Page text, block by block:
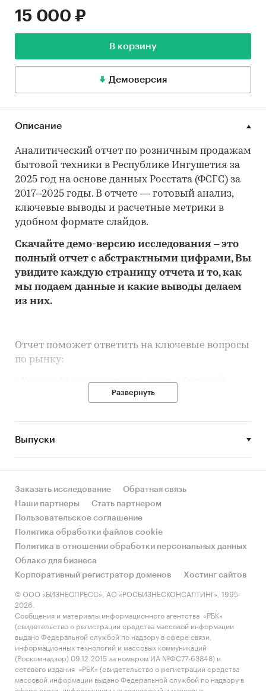
15 000 ₽
В корзину
Демоверсия
Описание
Аналитический отчет по розничным продажам
бытовой техники в Республике Ингушетия за
2025 год на основе данных Росстата (ФСГС) за
2017–2025 годы. В отчете — готовый анализ,
ключевые выводы и расчетные метрики в
удобном формате слайдов.
Скачайте демо-версию исследования – это
полный отчет с абстрактными цифрами, Вы
увидите каждую страницу отчета и то,как
мы подаем данные и какие выводы делаем
из них.
Отчет поможет ответить на ключевые вопросы
по рынку:
• Каков объем розничного рынка бытовой
техники в Республике Ингушетия, много это
России?
• Рынок растет или снижается? Если растет, то
за счет реального спроса или за счет
динамикой других регионов?
• Какое место регион занимает в России и в
своем федеральном округе по объему продаж
и по продажам на душу населения?
• К какому сегменту можно отнести рынок по
размеру и темпом роста (малый/крупный, с
опережающей динамикой/с отстающей
динамикой) в стратегической перспективе и в
текущей ситуации? Меняются ли позиции
региона с течением времени?
• Насколько рынок насыщен и какой у региона
потенциал роста, если сравнить его с
регионами со схожими доходами, со схожей
Развернуть
Выпуски
Заказать исследование
Обратная связь
Наши партнеры
Стать партнером
Пользовательское соглашение
Политика обработки файлов cookie
Политика в отношении обработки персональных данных
Облако для бизнеса
Корпоративный регистратор доменов
Хостинг сайтов
© ООО «БИЗНЕСПРЕСС», АО «РОСБИЗНЕСКОНСАЛТИНГ», 1995-
2026.
Сообщения и материалы информационного агентства «РБК»
(свидетельство о регистрации средства массовой информации
выдано Федеральной службой по надзору в сфере связи,
информационных технологий и массовых коммуникаций
(Роскомнадзор) 09.12.2015 за номером ИА №ФС77-63848) и
сетевого издания «РБК» (свидетельство о регистрации средства
массовой информации выдано Федеральной службой по надзору в